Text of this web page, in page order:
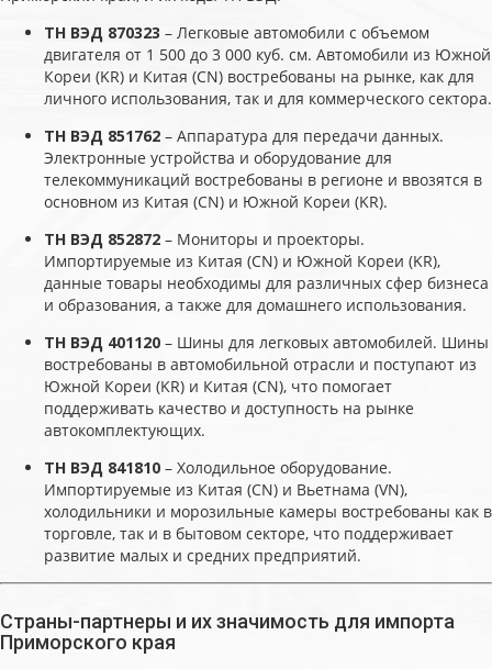
ТН ВЭД 870323 – Легковые автомобили с объемом
двигателя от 1 500 до 3 000 куб. см. Автомобили из Южной
Кореи (KR) и Китая (CN) востребованы на рынке, как для
личного использования, так и для коммерческого сектора.
ТН ВЭД 851762 – Аппаратура для передачи данных.
Электронные устройства и оборудование для
телекоммуникаций востребованы в регионе и ввозятся в
основном из Китая (CN) и Южной Кореи (KR).
ТН ВЭД 852872 – Мониторы и проекторы.
Импортируемые из Китая (CN) и Южной Кореи (KR),
данные товары необходимы для различных сфер бизнеса
и образования, а также для домашнего использования.
ТН ВЭД 401120 – Шины для легковых автомобилей. Шины
востребованы в автомобильной отрасли и поступают из
Южной Кореи (KR) и Китая (CN), что помогает
поддерживать качество и доступность на рынке
автокомплектующих.
ТН ВЭД 841810 – Холодильное оборудование.
Импортируемые из Китая (CN) и Вьетнама (VN),
холодильники и морозильные камеры востребованы как в
торговле, так и в бытовом секторе, что поддерживает
развитие малых и средних предприятий.
Страны-партнеры и их значимость для импорта
Приморского края